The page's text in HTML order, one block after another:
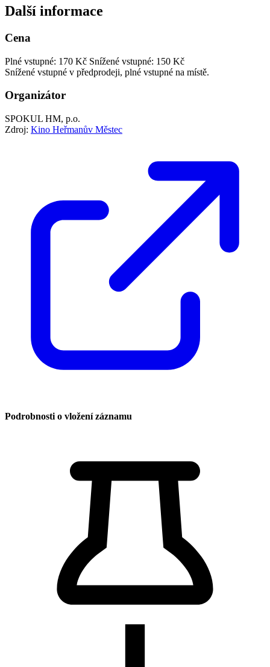
Další informace
Cena
Plné vstupné: 170 Kč Snížené vstupné: 150 Kč
Snížené vstupné v předprodeji, plné vstupné na místě.
Organizátor
SPOKUL HM, p.o.
Zdroj: Kino Heřmanův Městec
Podrobnosti o vložení záznamu